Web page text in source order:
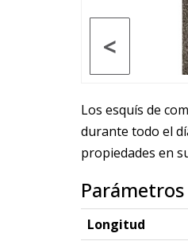
<
Los esquís de
durante todo el
propiedades en
Parámetros
Longitud